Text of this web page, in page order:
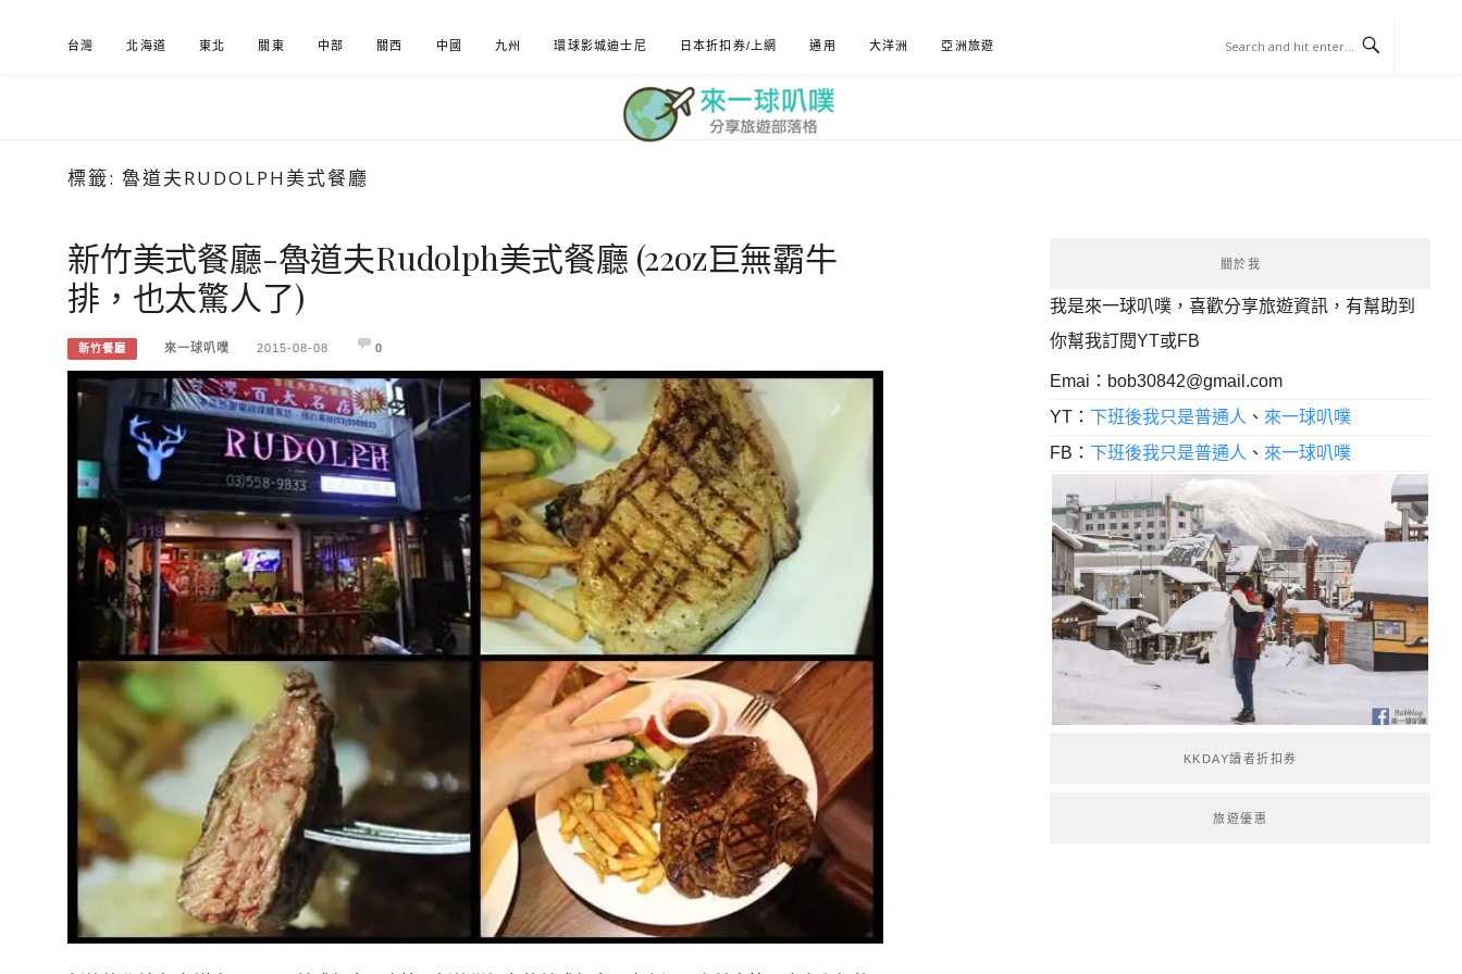
台灣 北海道 東北 關東 中部 關西 中國 九州 環球影城迪士尼 日本折扣券/上網 通用 大洋洲 亞洲旅遊
來一球叭噗
標籤: 魯道夫RUDOLPH美式餐廳
新竹美式餐廳-魯道夫Rudolph美式餐廳 (22oz巨無霸牛
排，也太驚人了)
新竹餐廳 來一球叭噗 2015-08-08 0
關於我
我是來一球叭噗，喜歡分享旅遊資訊，有幫助到
你幫我訂閱YT或FB
Emai： bob30842@gmail.com
YT：下班後我只是普通人 、 來一球叭噗
FB：下班後我只是普通人 、 來一球叭噗
KKDAY讀者折扣券
旅遊優惠